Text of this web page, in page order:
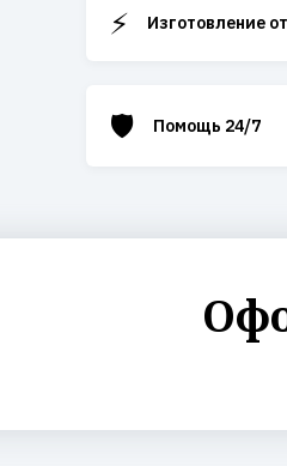
⚡ Изготовление
🛡️ Помощь 24/7